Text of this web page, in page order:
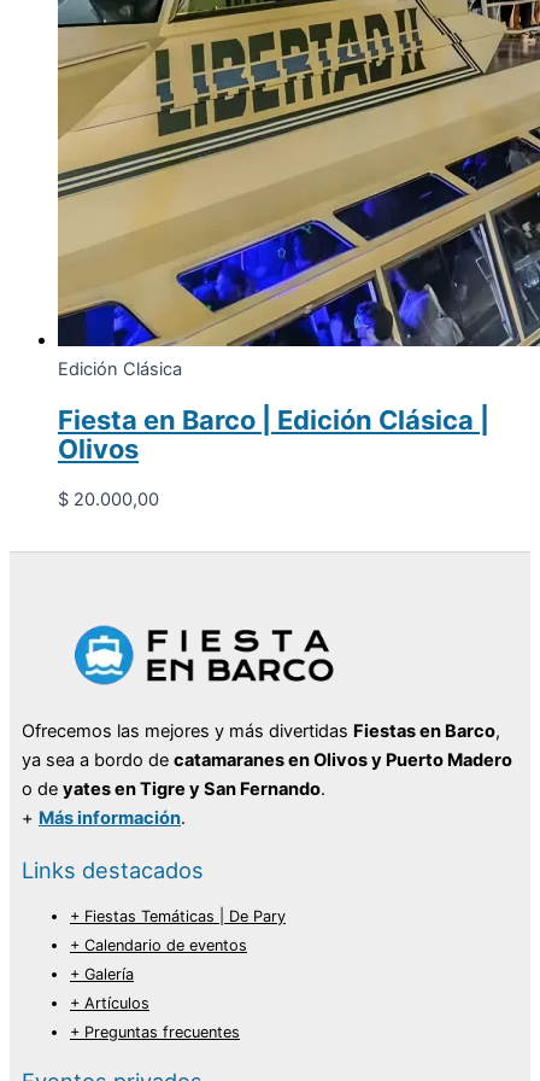
Edición Clásica
Fiesta en Barco | Edición Clásica |
Olivos
$ 20.000,00
Ofrecemos las mejores y más divertidas Fiestas en Barco,
ya sea a bordo de catamaranes en Olivos y Puerto Madero
o de yates en Tigre y San Fernando.
+ Más información.
Links destacados
+ Fiestas Temáticas | De Pary
+ Calendario de eventos
+ Galería
+ Artículos
+ Preguntas frecuentes